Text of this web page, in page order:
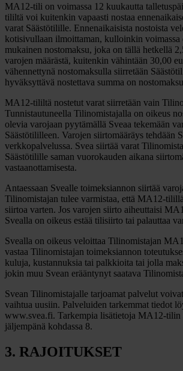
MA12-tili on voimassa 12 kuukautta
tililtä voi kuitenkin vapaasti nostaa
varat Säästötilille. Ennenaikaisista nostoista
kotisivullaan ilmoittaman, kulloinkin voimassa
mukainen nostomaksu, joka on tällä hetkellä
varojen määrästä, kuitenkin vähintään 30,00
vähennettynä nostomaksulla siirretään
hyväksyttävä nostettava summa on
MA12-tililtä nostetut varat siirretään vain
Tunnistautuneella Tilinomistajalla on oikeus
olevia varojaan pyytämällä Sveaa tekemään
Säästötililleen. Varojen siirtomääräys tehdään
verkkopalvelussa. Svea siirtää varat
Säästötilille saman vuorokauden aikana
vastaanottamisesta.
Antaessaan Svealle toimeksiannon siirtää
Tilinomistajan tulee varmistaa, että MA12-
siirtoa varten. Jos varojen siirto aiheuttaisi
Svealla on oikeus estää tilisiirto tai palauttaa
Svealla on oikeus veloittaa Tilinomistajan
vastaa Tilinomistajan toimeksiannon
kuluja, kustannuksia tai palkkioita tai jolla
jokin muu Svean erääntynyt saatava
Svean Tilinomistajalle tarjoamat palvelut
vaihtua uusiin. Palveluiden tarkemmat tiedot
www.svea.fi. Tarkempia lisätietoja MA12-tilin
jäljempänä kohdassa 8.
3. RAJOITUKSET